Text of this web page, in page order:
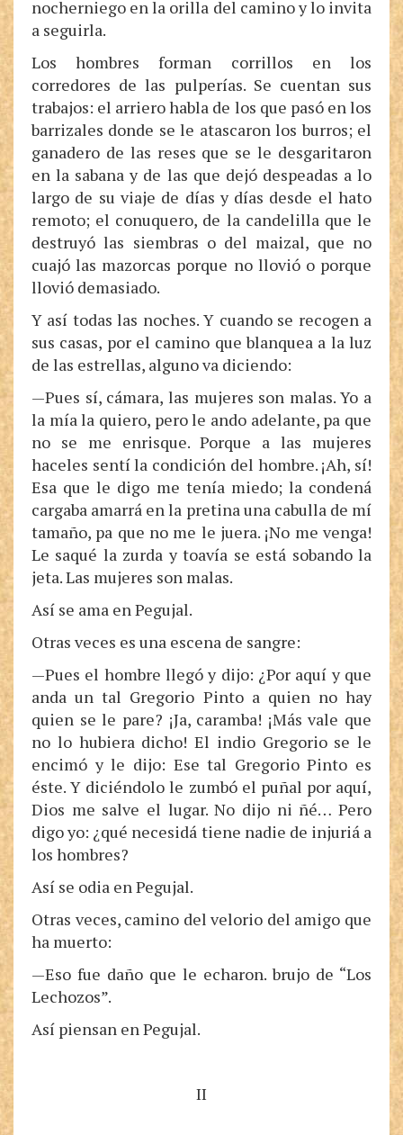
nocherniego en la orilla del camino y lo invita
a seguirla.
Los hombres forman corrillos en los
corredores de las pulperías. Se cuentan sus
trabajos: el arriero habla de los que pasó en los
barrizales donde se le atascaron los burros; el
ganadero de las reses que se le desgaritaron
en la sabana y de las que dejó despeadas a lo
largo de su viaje de días y días desde el hato
remoto; el conuquero, de la candelilla que le
destruyó las siembras o del maizal, que no
cuajó las mazorcas porque no llovió o porque
llovió demasiado.
Y así todas las noches. Y cuando se recogen a
sus casas, por el camino que blanquea a la luz
de las estrellas, alguno va diciendo:
—Pues sí, cámara, las mujeres son malas. Yo a
la mía la quiero, pero le ando adelante, pa que
no se me enrisque. Porque a las mujeres
haceles sentí la condición del hombre. ¡Ah, sí!
Esa que le digo me tenía miedo; la condená
cargaba amarrá en la pretina una cabulla de mí
tamaño, pa que no me le juera. ¡No me venga!
Le saqué la zurda y toavía se está sobando la
jeta. Las mujeres son malas.
Así se ama en Pegujal.
Otras veces es una escena de sangre:
—Pues el hombre llegó y dijo: ¿Por aquí y que
anda un tal Gregorio Pinto a quien no hay
quien se le pare? ¡Ja, caramba! ¡Más vale que
no lo hubiera dicho! El indio Gregorio se le
encimó y le dijo: Ese tal Gregorio Pinto es
éste. Y diciéndolo le zumbó el puñal por aquí,
Dios me salve el lugar. No dijo ni ñé… Pero
digo yo: ¿qué necesidá tiene nadie de injuriá a
los hombres?
Así se odia en Pegujal.
Otras veces, camino del velorio del amigo que
ha muerto:
—Eso fue daño que le echaron. brujo de “Los
Lechozos”.
Así piensan en Pegujal.
II